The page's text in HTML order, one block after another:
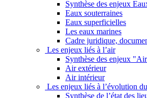
Synthèse des enjeux
Eaux souterraines
Eaux superficielles
Les eaux marines
Cadre juridique,
Les enjeux liés à l’air
Synthèse des enjeux
Air extérieur
Air intérieur
Les enjeux liés à l’évolution
Synthèse de l’état des